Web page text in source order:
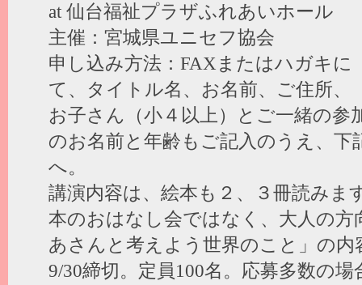
at 仙台福祉プラザふれあいホール
主催：宮城県ユニセフ協会
申し込み方法：FAXまたはハガキに
て、タイトル名、お名前、ご住所、
お子さん（小４以上）とご一緒の参
のお名前と年齢もご記入のうえ、下
へ。
講演内容は、絵本も２、３冊読みま
本のおはなし会ではなく、大人の
あさんと考えよう世界のこと」の内
9/30締切。定員100名。応募多数の